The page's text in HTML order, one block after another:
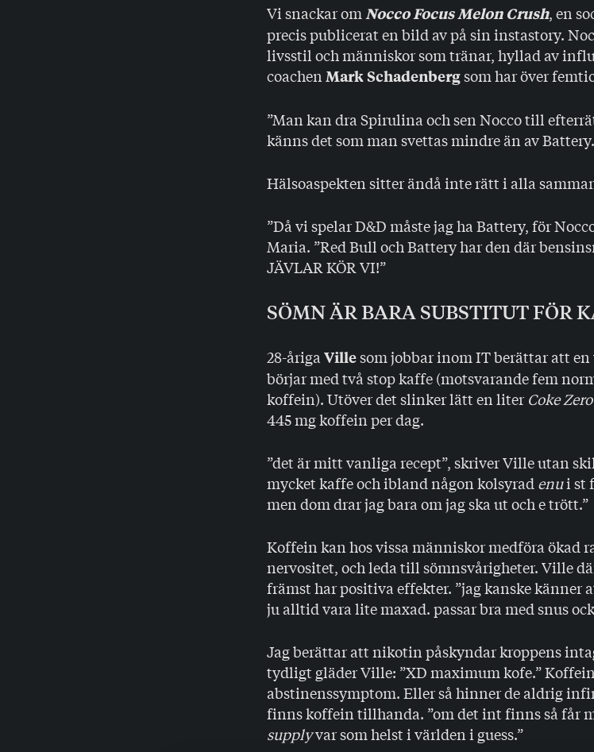
Vi snackar om Nocco Focus Melon Crush, en
precis publicerat en bild av på sin instastory.
livsstil och människor som tränar, hyllad av
coachen Mark Schadenbergsom har över
”Man kan dra Spirulina och sen Nocco till
känns det som man svettas mindre än av
Hälsoaspekten sitter ändå inte rätt i alla
”Då vi spelar D&D måste jag ha Battery, för
Maria. ”Red Bull och Battery har den där
JÄVLAR KÖR VI!”
SÖMN ÄR BARA SUBSTITUT FÖR
28-åriga Villesom jobbar inom IT berättar att
börjar med två stop kaffe (motsvarande fem
koffein). Utöver det slinker lätt en literCoke Zero
445 mg koffein per dag.
”det är mitt vanliga recept”, skriver Ville utan
mycket kaffe och ibland någon kolsyrad enui st
men dom drar jag bara om jag ska ut och e trött.”
Koffein kan hos vissa människor medföra ökad
nervositet, och leda till sömnsvårigheter. Ville
främst har positiva effekter. ”jag kanske känner
ju alltid vara lite maxad. passar bra med snus
Jag berättar att nikotin påskyndar kroppens
tydligt gläder Ville: ”XD maximum kofe.”
abstinenssymptom. Eller så hinner de aldrig
finns koffein tillhanda. ”om det int finns så får
supplyvar som helst i världen i guess.”